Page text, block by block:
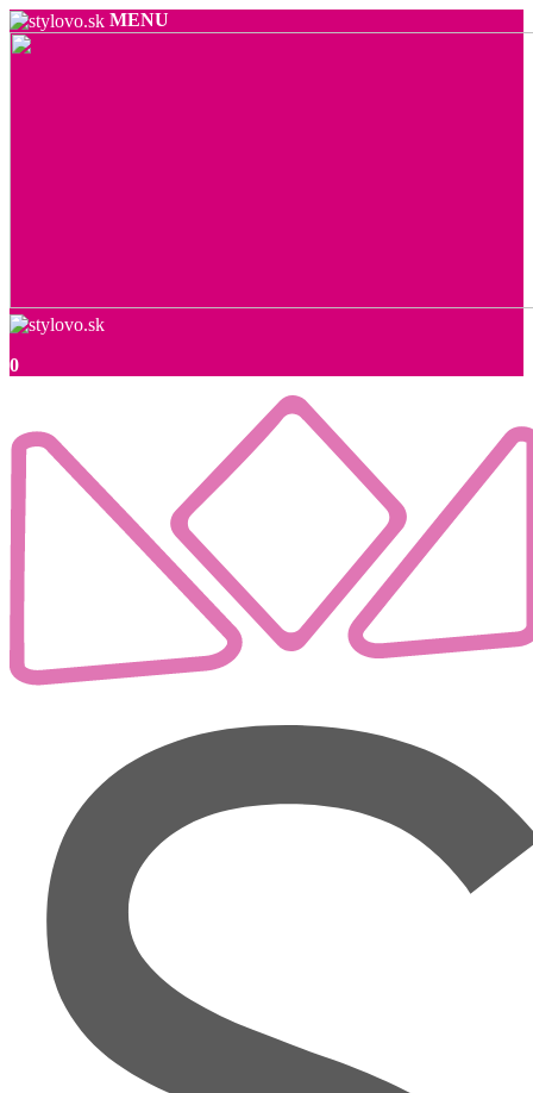
MENU
0